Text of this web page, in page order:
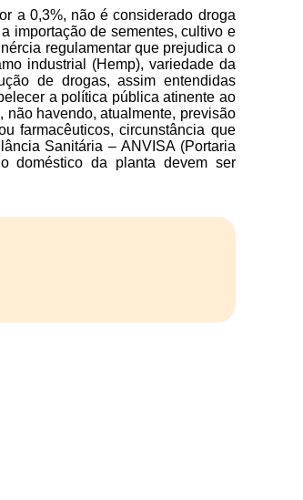
a 0,3%, não é considerado droga
importação de sementes, cultivo e
regulamentar que prejudica o
industrial (Hemp), variedade da
de drogas, assim entendidas
a política pública atinente ao
havendo, atualmente, previsão
farmacêuticos, circunstância que
Sanitária – ANVISA (Portaria
doméstico da planta devem ser